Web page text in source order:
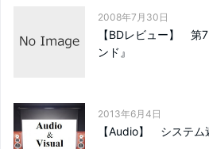
2008年7月30日
【BDレビュー】 第
ンド』
2013年6月4日
【Audio】 システム